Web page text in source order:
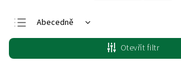
Abecedně
Nejlevnější
Nejdražší
Otevřít filtr